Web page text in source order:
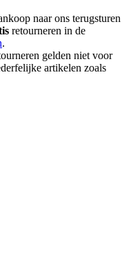
naar ons terugsturen
retourneren in de
.
gelden niet voor
artikelen zoals